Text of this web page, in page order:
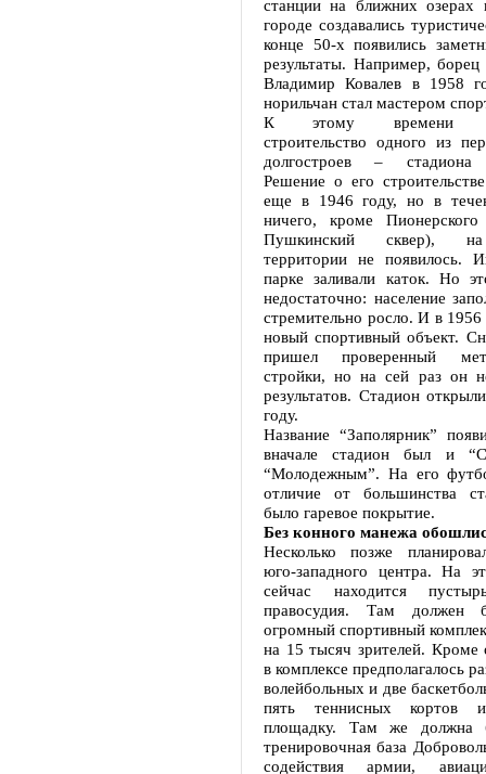
станции на ближних
городе создавались
конце 50-х появились
результаты. Например, борец
Владимир Ковалев в 1958
норильчан стал мастером
К этому времени
строительство одного из
долгостроев – стадиона
Решение о его
еще в 1946 году, но в
ничего, кроме Пионерского
Пушкинский сквер), на
территории не появилось.
парке заливали каток. Но
недостаточно: население
стремительно росло. И в 1956
новый спортивный объект.
пришел проверенный
стройки, но на сей раз он
результатов. Стадион
году.
Название “Заполярник”
вначале стадион был и
“Молодежным”. На его
отличие от большинства
было гаревое покрытие.
Без конного манежа
Несколько позже
юго-западного центра. На
сейчас находится
правосудия. Там должен
огромный спортивный
на 15 тысяч зрителей. Кроме
в комплексе предполагалось
волейбольных и две
пять теннисных кортов
площадку. Там же должна
тренировочная база
содействия армии,